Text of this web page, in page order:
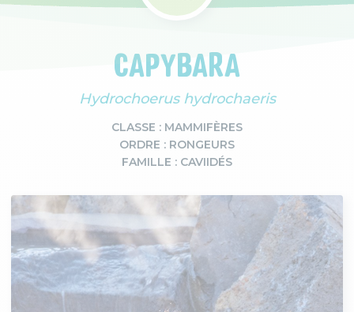
CAPYBARA
Hydrochoerus hydrochaeris
CLASSE : MAMMIFÈRES
ORDRE : RONGEURS
FAMILLE : CAVIIDÉS